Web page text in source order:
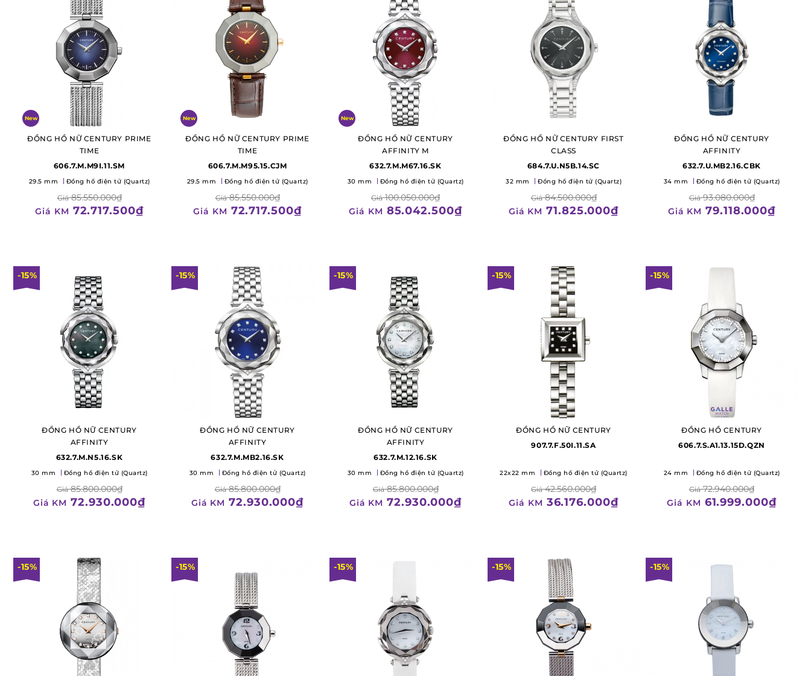
New
ĐỒNG HỒ NỮ CENTURY PRIME
TIME
606.7.M.M9I.11.SM
29.5 mm Đồng hồ điện tử (Quartz)
Giá85.550.000₫
Giá KM 72.717.500₫
New
ĐỒNG HỒ NỮ CENTURY PRIME
TIME
606.7.M.M95.15.CJM
29.5 mm Đồng hồ điện tử (Quartz)
Giá85.550.000₫
Giá KM 72.717.500₫
New
ĐỒNG HỒ NỮ CENTURY
AFFINITY M
632.7.M.M67.16.SK
30 mm Đồng hồ điện tử (Quartz)
Giá100.050.000₫
Giá KM 85.042.500₫
ĐỒNG HỒ NỮ CENTURY FIRST
CLASS
684.7.U.N5B.14.SC
32 mm Đồng hồ điện tử (Quartz)
Giá84.500.000₫
Giá KM 71.825.000₫
ĐỒNG HỒ NỮ CENTURY
AFFINITY
632.7.U.MB2.16.CBK
34 mm Đồng hồ điện tử (Quartz)
Giá93.080.000₫
Giá KM 79.118.000₫
-15%
ĐỒNG HỒ NỮ CENTURY
AFFINITY
632.7.M.N5.16.SK
30 mm Đồng hồ điện tử (Quartz)
Giá85.800.000₫
Giá KM 72.930.000₫
-15%
ĐỒNG HỒ NỮ CENTURY
AFFINITY
632.7.M.MB2.16.SK
30 mm Đồng hồ điện tử (Quartz)
Giá85.800.000₫
Giá KM 72.930.000₫
-15%
ĐỒNG HỒ NỮ CENTURY
AFFINITY
632.7.M.12.16.SK
30 mm Đồng hồ điện tử (Quartz)
Giá85.800.000₫
Giá KM 72.930.000₫
-15%
ĐỒNG HỒ NỮ CENTURY
907.7.F.50I.11.SA
22x22 mm Đồng hồ điện tử (Quartz)
Giá42.560.000₫
Giá KM 36.176.000₫
-15%
ĐỒNG HỒ CENTURY
606.7.S.A1.13.15D.QZN
24 mm Đồng hồ điện tử (Quartz)
Giá72.940.000₫
Giá KM 61.999.000₫
-15% -15% -15% -15% -15%